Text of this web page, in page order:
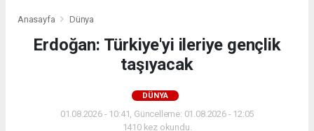
Anasayfa Dünya
Erdoğan: Türkiye'yi ileriye gençlik
taşıyacak
DÜNYA
01.08.2026 - 10:41, Güncelleme: 01.08.2026 - 12:05
1410 kez okundu.